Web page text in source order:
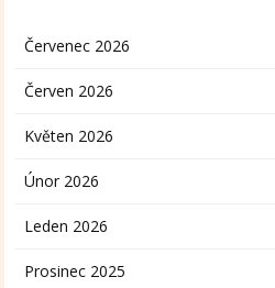
Červenec 2026
Červen 2026
Květen 2026
Únor 2026
Leden 2026
Prosinec 2025